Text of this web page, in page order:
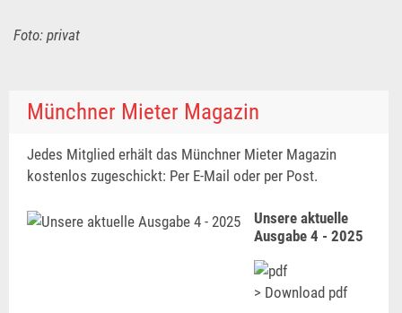
Foto: privat
Münchner Mieter Magazin
Jedes Mitglied erhält das Münchner Mieter Magazin
kostenlos zugeschickt: Per E-Mail oder per Post.
Unsere aktuelle
Ausgabe 4 - 2025
> Download pdf